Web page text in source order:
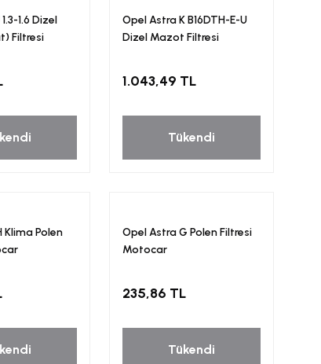
1.6 Dizel
Filtresi
Opel Astra K B16DTH-E-U
Dizel Mazot Filtresi
1.043,49 TL
Tükendi
Klima Polen
Opel Astra G Polen Filtresi
Motocar
235,86 TL
Tükendi